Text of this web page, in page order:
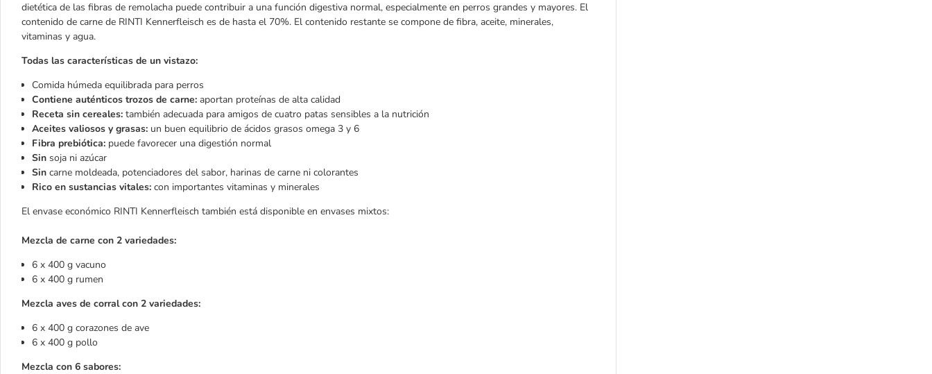
dietética de las fibras de remolacha puede contribuir a una función digestiva normal, especialmente en perros grandes y mayores. El
contenido de carne de RINTI Kennerfleisch es de hasta el 70%. El contenido restante se compone de fibra, aceite, minerales,
vitaminas y agua.
Todas las características de un vistazo:
Comida húmeda equilibrada para perros
Contiene auténticos trozos de carne: aportan proteínas de alta calidad
Receta sin cereales: también adecuada para amigos de cuatro patas sensibles a la nutrición
Aceites valiosos y grasas: un buen equilibrio de ácidos grasos omega 3 y 6
Fibra prebiótica: puede favorecer una digestión normal
Sin soja ni azúcar
Sin carne moldeada, potenciadores del sabor, harinas de carne ni colorantes
Rico en sustancias vitales: con importantes vitaminas y minerales
El envase económico RINTI Kennerfleisch también está disponible en envases mixtos:
Mezcla de carne con 2 variedades:
6 x 400 g vacuno
6 x 400 g rumen
Mezcla aves de corral con 2 variedades:
6 x 400 g corazones de ave
6 x 400 g pollo
Mezcla con 6 sabores: